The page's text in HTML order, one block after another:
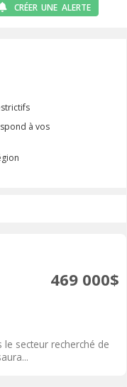
CRÉER UNE ALERTE
à vos
469 000$
secteur recherché de